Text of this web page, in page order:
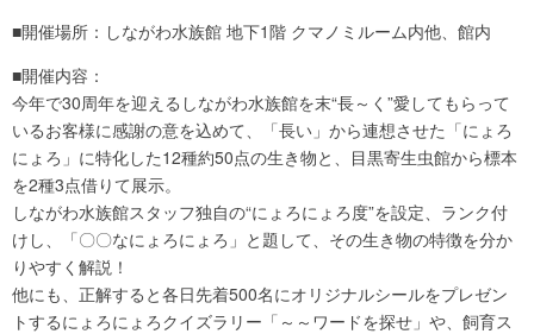
■開催場所：しながわ水族館 地下1階 クマノミルーム内他、館内
■開催内容：
今年で30周年を迎えるしながわ水族館を末“長～く”愛してもらって
いるお客様に感謝の意を込めて、「長い」から連想させた「にょろ
にょろ」に特化した12種約50点の生き物と、目黒寄生虫館から標本
を2種3点借りて展示。
しながわ水族館スタッフ独自の“にょろにょろ度”を設定、ランク付
けし、「〇〇なにょろにょろ」と題して、その生き物の特徴を分か
りやすく解説！
他にも、正解すると各日先着500名にオリジナルシールをプレゼン
トするにょろにょろクイズラリー「～～ワードを探せ」や、飼育ス